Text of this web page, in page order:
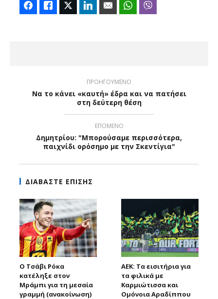
FacebookLike Twitter LinkedIn Email WhatsApp
ΠΡΟΗΓΟΥΜΕΝΟ
Να το κάνει «καυτή» έδρα και να πατήσει
στη δεύτερη θέση
ΕΠΟΜΕΝΟ
Δημητρίου: "Μπορούσαμε περισσότερα,
παιχνίδι ορόσημο με την Σκεντίγια"
ΔΙΑΒΑΣΤΕ ΕΠΙΣΗΣ
Ο Τσάβι Ρόκα
κατέληξε στον
Μράμπι για τη μεσαία
γραμμή (ανακοίνωση)
ΑΕΚ: Τα εισιτήρια για
τα φιλικά με
Καρμιώτισσα και
Ομόνοια Αραδίππου